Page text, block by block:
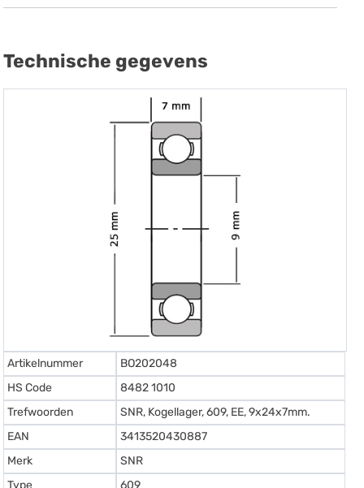
Technische gegevens
Artikelnummer
BO202048
HS Code
8482 1010
Trefwoorden
SNR, Kogellager, 609, EE, 9x24x7mm.
EAN
3413520430887
Merk
SNR
Type
609